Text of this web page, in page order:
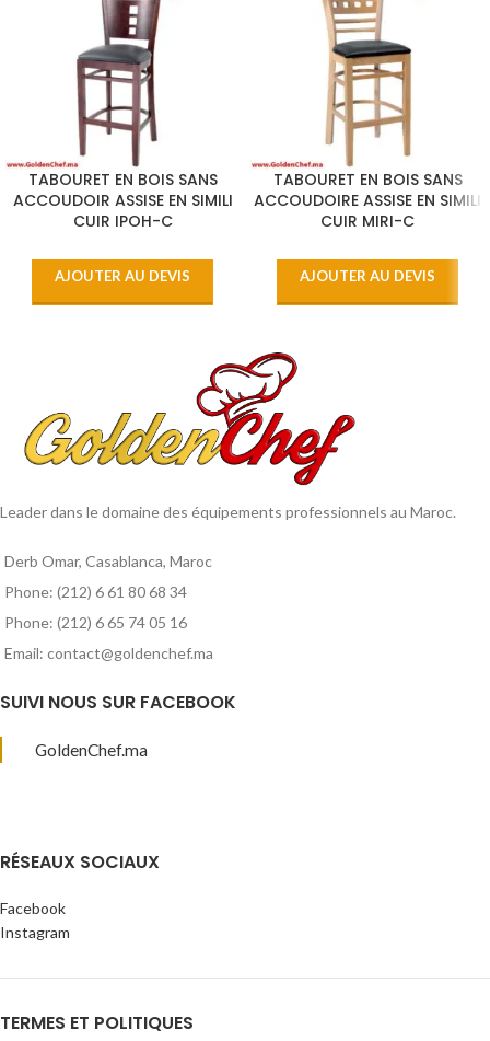
TABOURET EN BOIS SANS
ACCOUDOIR ASSISE EN SIMILI
CUIR IPOH-C
AJOUTER AU DEVIS
TABOURET EN BOIS SANS
ACCOUDOIRE ASSISE EN SIMILI
CUIR MIRI-C
AJOUTER AU DEVIS
Leader dans le domaine des équipements professionnels au Maroc.
Derb Omar, Casablanca, Maroc
Phone: (212) 6 61 80 68 34
Phone: (212) 6 65 74 05 16
Email: contact@goldenchef.ma
SUIVI NOUS SUR FACEBOOK
GoldenChef.ma
RÉSEAUX SOCIAUX
Facebook
Instagram
TERMES ET POLITIQUES